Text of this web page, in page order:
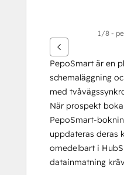
1/8 -
PepoSmart är en
schemaläggning
med
När prospekt
PepoSmart-
uppdateras deras
omedelbart i
datainmatning